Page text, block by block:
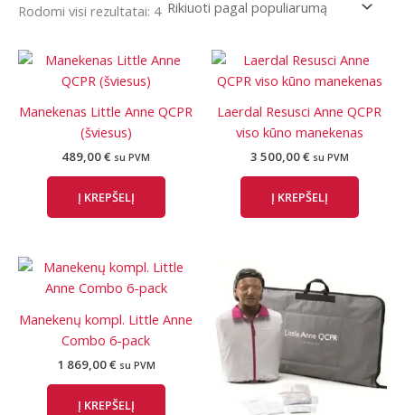
Rodomi visi rezultatai: 4Rūšiuojama
Manekenas Little Anne QCPR
(šviesus)
489,00€ su PVM
Į KREPŠELĮ
Laerdal Resusci Anne QCPR
viso kūno manekenas
3 500,00€ su PVM
Į KREPŠELĮ
Manekenų kompl. Little Anne
Combo 6-pack
1 869,00€ su PVM
Į KREPŠELĮ